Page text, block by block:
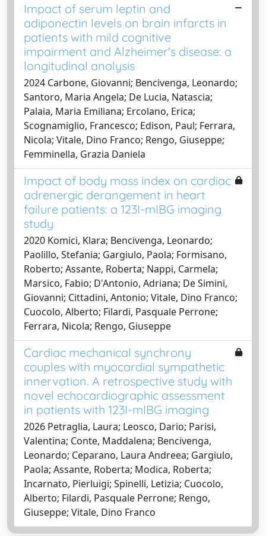
Impact of serum leptin and
adiponectin levels on brain infarcts in
patients with mild cognitive
impairment and Alzheimer's disease: a
longitudinal analysis
2024 Carbone, Giovanni; Bencivenga, Leonardo;
Santoro, Maria Angela; De Lucia, Natascia;
Palaia, Maria Emiliana; Ercolano, Erica;
Scognamiglio, Francesco; Edison, Paul; Ferrara,
Nicola; Vitale, Dino Franco; Rengo, Giuseppe;
Femminella, Grazia Daniela
Impact of body mass index on cardiac
adrenergic derangement in heart
failure patients: a 123I-mIBG imaging
study
2020 Komici, Klara; Bencivenga, Leonardo;
Paolillo, Stefania; Gargiulo, Paola; Formisano,
Roberto; Assante, Roberta; Nappi, Carmela;
Marsico, Fabio; D'Antonio, Adriana; De Simini,
Giovanni; Cittadini, Antonio; Vitale, Dino Franco;
Cuocolo, Alberto; Filardi, Pasquale Perrone;
Ferrara, Nicola; Rengo, Giuseppe
Cardiac mechanical synchrony
couples with myocardial sympathetic
innervation. A retrospective study with
novel echocardiographic assessment
in patients with 123I-mIBG imaging
2026 Petraglia, Laura; Leosco, Dario; Parisi,
Valentina; Conte, Maddalena; Bencivenga,
Leonardo; Ceparano, Laura Andreea; Gargiulo,
Paola; Assante, Roberta; Modica, Roberta;
Incarnato, Pierluigi; Spinelli, Letizia; Cuocolo,
Alberto; Filardi, Pasquale Perrone; Rengo,
Giuseppe; Vitale, Dino Franco